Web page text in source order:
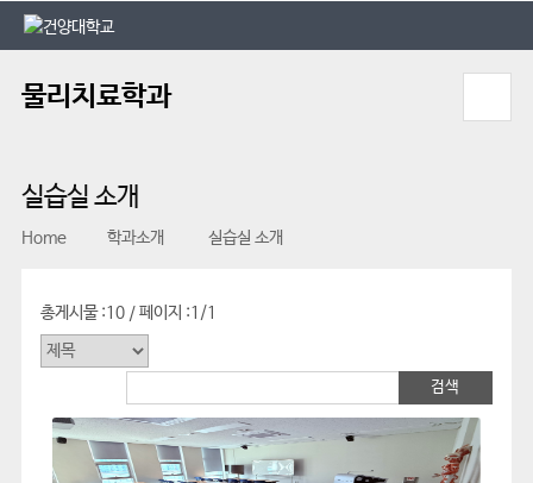
본문 바로가기
대메뉴 바로가기
물리치료학과
실습실 소개
Home 학과소개 실습실 소개
총게시물 :10 /페이지 :1/1